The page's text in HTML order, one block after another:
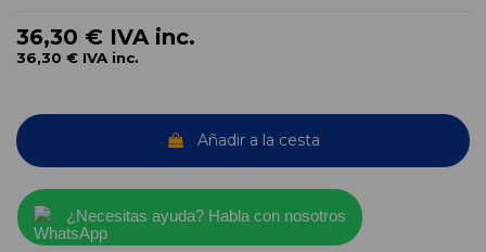
36,30 € IVA inc.
36,30 € IVA inc.
Añadir a la cesta
¿Necesitas ayuda? Habla con nosotros